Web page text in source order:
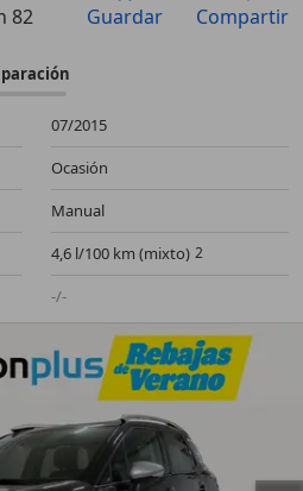
82
Guardar Compartir
07/2015
Ocasión
Manual
4,6 l/100 km (mixto)
-/-